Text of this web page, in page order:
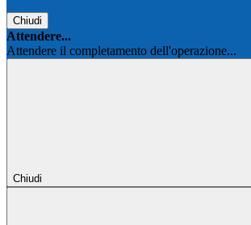
Chiudi
Attendere...
Attendere il completamento dell'operazione...
Chiudi